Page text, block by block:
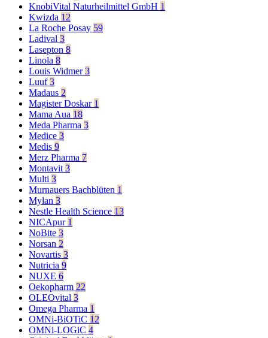
KnobiVital Naturheilmittel GmbH 1
Kwizda 12
La Roche Posay 59
Ladival 3
Lasepton 8
Linola 8
Louis Widmer3
Luuf3
Madaus 2
Magister Doskar 1
Mama Aua 18
Meda Pharma 3
Medice 3
Medis 9
Merz Pharma 7
Montavit 3
Multi 3
Murnauers Bachblüten 1
Mylan 3
Nestle Health Science 13
NICApur 1
NoBite 3
Norsan 2
Novartis 3
Nutricia 9
NUXE 6
Oekopharm 22
OLEOvital 3
Omega Pharma 1
OMNi-BiOTiC 12
OMNi-LOGiC 4